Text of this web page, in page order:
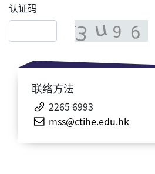
认证码
联络方法
2265 6993
mss@ctihe.edu.hk